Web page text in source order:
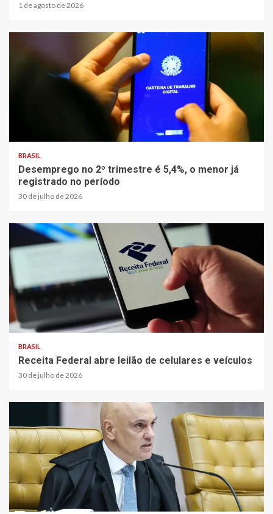
1 de agosto de 2026
BRASIL
Desemprego no 2º trimestre é 5,4%, o menor já
registrado no período
30 de julho de 2026
BRASIL
Receita Federal abre leilão de celulares e veículos
30 de julho de 2026